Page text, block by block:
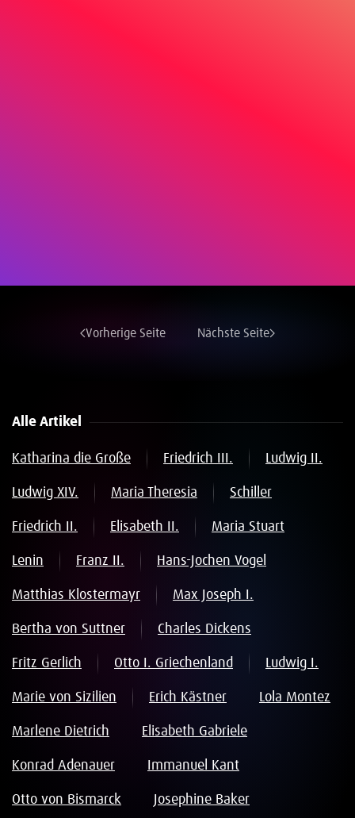
Vorherige Seite Nächste Seite
Alle Artikel
Katharina die Große Friedrich III. Ludwig II.
Ludwig XIV. Maria Theresia Schiller
Friedrich II. Elisabeth II. Maria Stuart
Lenin Franz II. Hans-Jochen Vogel
Matthias Klostermayr Max Joseph I.
Bertha von Suttner Charles Dickens
Fritz Gerlich Otto I. Griechenland Ludwig I.
Marie von Sizilien Erich Kästner Lola Montez
Marlene Dietrich Elisabeth Gabriele
Konrad Adenauer Immanuel Kant
Otto von Bismarck Josephine Baker